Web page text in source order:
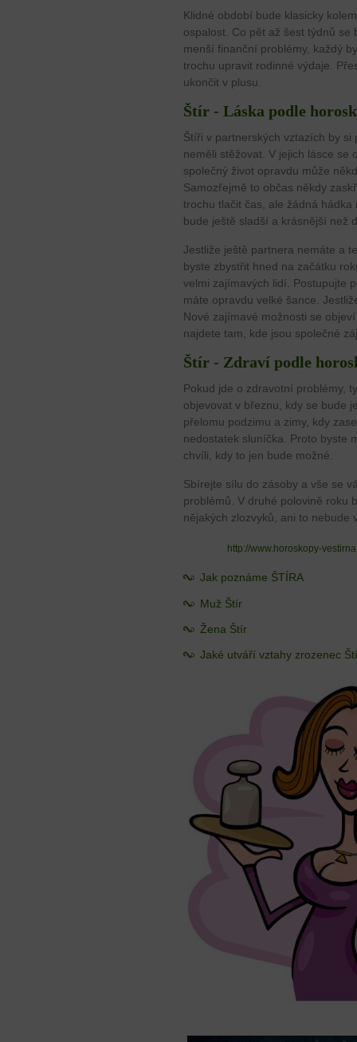
Klidné období bude klasicky
ospalost. Co pět až šest týdnů
menší finanční problémy, každý
trochu upravit rodinné výdaje.
ukončit v plusu.
Štír - Láska podle
Štíři v partnerských vztazích by
neměli stěžovat. V jejich lásce se
společný život opravdu může
Samozřejmě to občas někdy
trochu tlačit čas, ale žádná
bude ještě sladší a krásnější než
Jestliže ještě partnera nemáte a
byste zbystřit hned na začátku
velmi zajímavých lidí. Postupujte
máte opravdu velké šance.
Nové zajímavé možnosti se
najdete tam, kde jsou společné
Štír - Zdraví podle
Pokud jde o zdravotní problémy,
objevovat v březnu, kdy se bude
přelomu podzimu a zimy, kdy
nedostatek sluníčka. Proto byste
chvíli, kdy to jen bude možné.
Sbírejte sílu do zásoby a vše se
problémů. V druhé polovině roku
nějakých zlozvyků, ani to nebude
http://www.horoskopy-
Jak poznáme ŠTÍRA
Muž Štír
Žena Štír
Jaké utváří vztahy zrozenec